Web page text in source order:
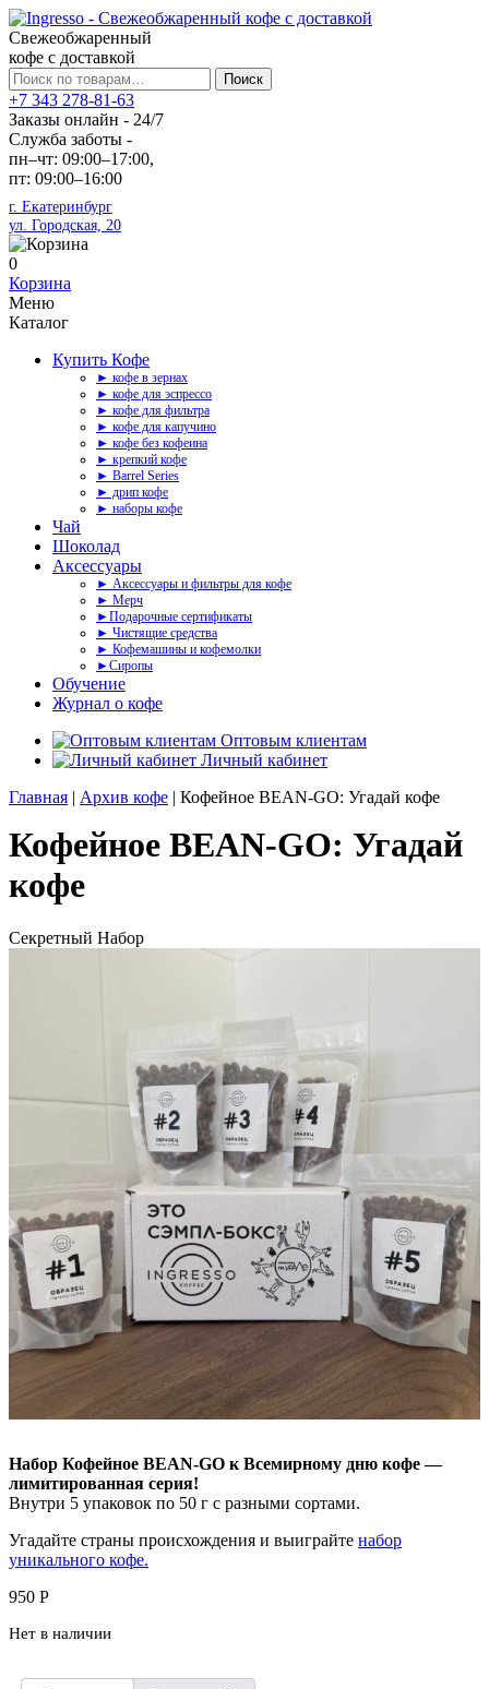
Свежеобжаренный
кофе с доставкой
Искать:
Поиск
+7 343 278-81-63
Заказы онлайн - 24/7
Служба заботы -
пн–чт: 09:00–17:00,
пт: 09:00–16:00
г. Екатеринбург
ул. Городская, 20
0
Корзина
Меню
Каталог
Купить Кофе
► кофе в зернах
► кофе для эспрессо
► кофе для фильтра
► кофе для капучино
► кофе без кофеина
► крепкий кофе
► Barrel Series
► дрип кофе
► наборы кофе
Чай
Шоколад
Аксессуары
► Аксессуары и фильтры для кофе
► Мерч
►Подарочные сертификаты
► Чистящие средства
► Кофемашины и кофемолки
►Сиропы
Обучение
Журнал о кофе
Оптовым клиентам
Личный кабинет
Главная | Архив кофе | Кофейное BEAN-GO: Угадай кофе
Кофейное BEAN-GO: Угадай
кофе
Секретный Набор
Набор Кофейное BEAN-GO к Всемирному дню кофе —
лимитированная серия!
Внутри 5 упаковок по 50 г с разными сортами.
Угадайте страны происхождения и выиграйте набор
уникального кофе.
950 Р
Нет в наличии